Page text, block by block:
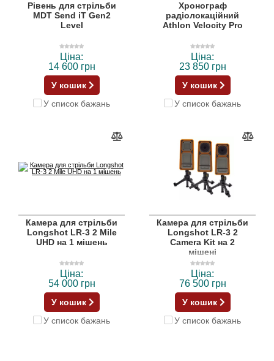
Рівень для стрільби
MDT Send iT Gen2
Level
Ціна:
14 600 грн
У кошик
У список бажань
Хронограф
радіолокаційний
Athlon Velocity Pro
Ціна:
23 850 грн
У кошик
У список бажань
Камера для стрільби
Longshot LR-3 2 Mile
UHD на 1 мішень
Ціна:
54 000 грн
У кошик
У список бажань
Камера для стрільби
Longshot LR-3 2
Camera Kit на 2
мішені
Ціна:
76 500 грн
У кошик
У список бажань